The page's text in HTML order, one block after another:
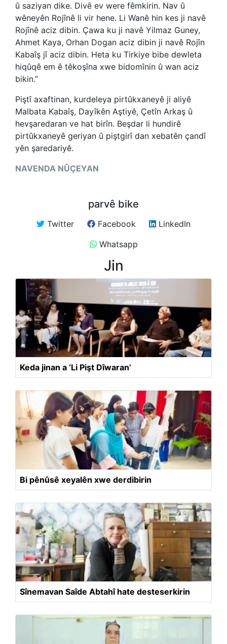
û saziyan dike. Divê ev were fêmkirin. Nav û
wêneyên Rojînê li vir hene. Li Wanê hin kes ji navê
Rojînê aciz dibin. Çawa ku ji navê Yilmaz Guney,
Ahmet Kaya, Orhan Dogan aciz dibin ji navê Rojîn
Kabaîş jî aciz dibin. Heta ku Tirkiye bibe dewleta
hiqûqê em ê têkoşîna xwe bidomînin û wan aciz
bikin.”
Piştî axaftinan, kurdeleya pirtûkxaneyê ji aliyê
Malbata Kabaîş, Dayîkên Aştiyê, Çetîn Arkaş û
hevşaredaran ve hat birîn. Beşdar li hundirê
pirtûkxaneyê geriyan û piştgirî dan xebatên çandî
yên şaredariyê.
NAVENDA NÛÇEYAN
parvê bike
Twitter Facebook
LinkedIn
Whatsapp
Jin
Keda jinan a ‘Li Pişt Dîwaran’
Bi pênûsê xeyalên xwe derdibirin
Sînemavan Saîde Abtahî hate desteserkirin